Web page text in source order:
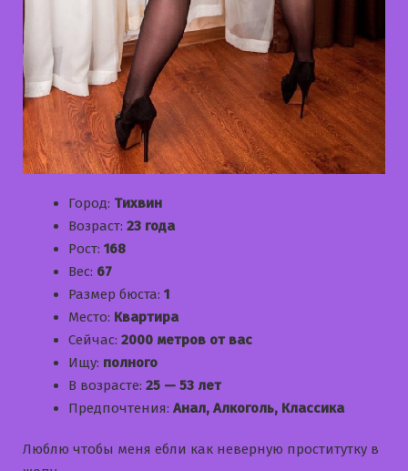
Город: Тихвин
Возраст: 23 года
Рост: 168
Вес: 67
Размер бюста: 1
Место: Квартира
Сейчас: 2000 метров от вас
Ищу: полного
В возрасте: 25 — 53 лет
Предпочтения: Анал, Алкоголь, Классика
Люблю чтобы меня ебли как неверную проститутку в